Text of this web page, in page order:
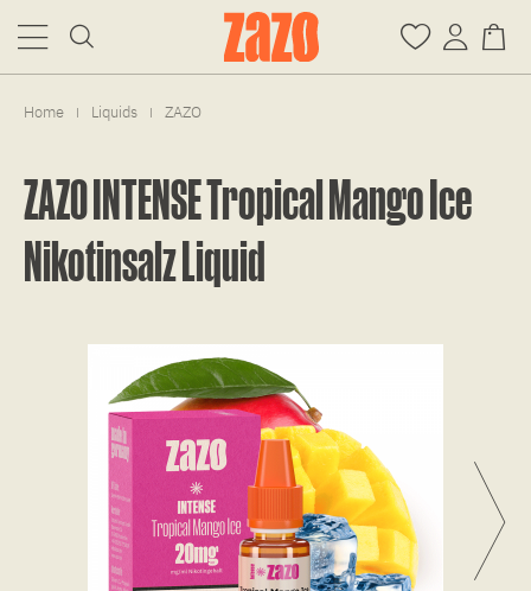
Home | Liquids | ZAZO
ZAZO INTENSE Tropical Mango Ice
Nikotinsalz Liquid